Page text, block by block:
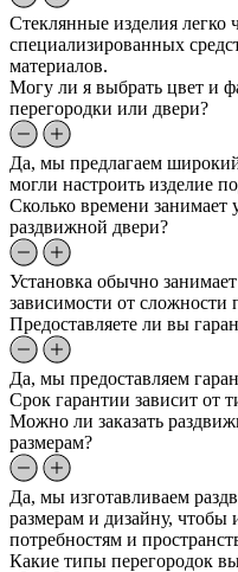
Стеклянные изделия
специализированных
материалов.
Могу ли я выбрать цвет и
перегородки или двери?
Да, мы предлагаем
могли настроить изделие
Сколько времени занимает
раздвижной двери?
Установка обычно
зависимости от сложности
Предоставляете ли вы
Да, мы предоставляем
Срок гарантии зависит от
Можно ли заказать
размерам?
Да, мы изготавливаем
размерам и дизайну, чтобы
потребностям и
Какие типы перегородок вы